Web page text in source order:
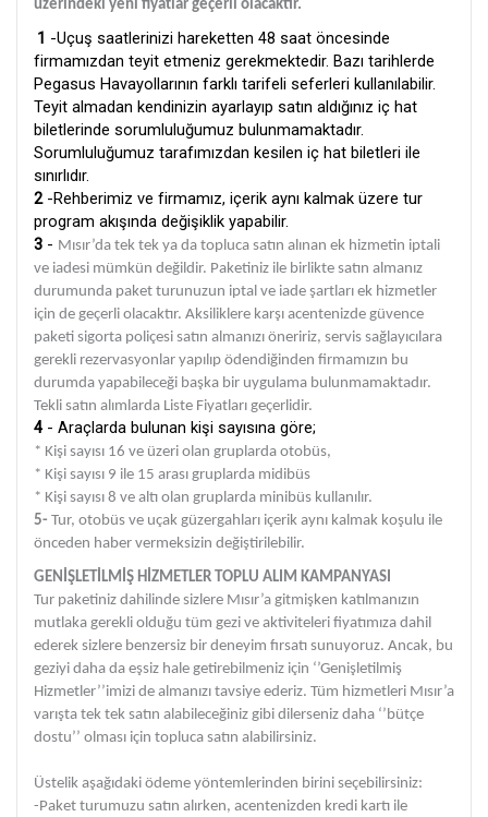
üzerindeki yeni fiyatlar geçerli olacaktır.
1 -Uçuş saatlerinizi hareketten 48 saat öncesinde
firmamızdan teyit etmeniz gerekmektedir. Bazı tarihlerde
Pegasus Havayollarının farklı tarifeli seferleri kullanılabilir.
Teyit almadan kendinizin ayarlayıp satın aldığınız iç hat
biletlerinde sorumluluğumuz bulunmamaktadır.
Sorumluluğumuz tarafımızdan kesilen iç hat biletleri ile
sınırlıdır.
2 -Rehberimiz ve firmamız, içerik aynı kalmak üzere tur
program akışında değişiklik yapabilir.
3 - Mısır’da tek tek ya da topluca satın alınan ek hizmetin iptali
ve iadesi mümkün değildir. Paketiniz ile birlikte satın almanız
durumunda paket turunuzun iptal ve iade şartları ek hizmetler
için de geçerli olacaktır. Aksiliklere karşı acentenizde güvence
paketi sigorta poliçesi satın almanızı öneririz, servis sağlayıcılara
gerekli rezervasyonlar yapılıp ödendiğinden firmamızın bu
durumda yapabileceği başka bir uygulama bulunmamaktadır.
Tekli satın alımlarda Liste Fiyatları geçerlidir.
4 - Araçlarda bulunan kişi sayısına göre;
* Kişi sayısı 16 ve üzeri olan gruplarda otobüs,
* Kişi sayısı 9 ile 15 arası gruplarda midibüs
* Kişi sayısı 8 ve altı olan gruplarda minibüs kullanılır.
5- Tur, otobüs ve uçak güzergahları içerik aynı kalmak koşulu ile
önceden haber vermeksizin değiştirilebilir.
GENİŞLETİLMİŞ HİZMETLER TOPLU ALIM KAMPANYASI
Tur paketiniz dahilinde sizlere Mısır’a gitmişken katılmanızın
mutlaka gerekli olduğu tüm gezi ve aktiviteleri fiyatımıza dahil
ederek sizlere benzersiz bir deneyim fırsatı sunuyoruz. Ancak, bu
geziyi daha da eşsiz hale getirebilmeniz için ‘’Genişletilmiş
Hizmetler’’imizi de almanızı tavsiye ederiz. Tüm hizmetleri Mısır’a
varışta tek tek satın alabileceğiniz gibi dilerseniz daha ‘’bütçe
dostu’’ olması için topluca satın alabilirsiniz.
Üstelik aşağıdaki ödeme yöntemlerinden birini seçebilirsiniz:
-Paket turumuzu satın alırken, acentenizden kredi kartı ile